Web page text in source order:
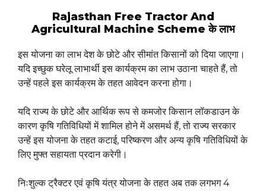
Rajasthan Free Tractor And
Agricultural Machine Scheme के लाभ
इस योजना का लाभ देश के छोटे और सीमांत किसानों को दिया जाएगा।
यदि इच्छुक घरेलू लाभार्थी इस कार्यक्रम का लाभ उठाना चाहते हैं, तो
उन्हें पहले इस कार्यक्रम के तहत आवेदन करना होगा।
यदि राज्य के छोटे और आर्थिक रूप से कमजोर किसान लॉकडाउन के
कारण कृषि गतिविधियों में शामिल होने में असमर्थ हैं, तो राज्य सरकार
उन्हें इस योजना के तहत कटाई, परिष्करण और अन्य कृषि गतिविधियों के
लिए मुफ्त सहायता प्रदान करेगी।
निःशुल्क ट्रैक्टर एवं कृषि यंत्र योजना के तहत अब तक लगभग 4